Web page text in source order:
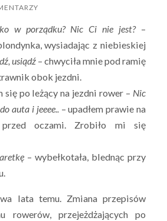
w porządku? Nic Ci nie jest?–
wysiadając z niebieskiej
usiądź – chwyciła mnie pod ramię
obok jezdni.
się po leżący na jezdni rower – Nic
auta i jeeee..– upadłem prawie na
przed oczami. Zrobiło mi się
– wybełkotała, blednąc przy
lata temu. Zmiana przepisów
rowerów, przejeżdżających po